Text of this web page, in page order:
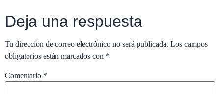
Deja una respuesta
Tu dirección de correo electrónico no será publicada. Los campos
obligatorios están marcados con *
Comentario *